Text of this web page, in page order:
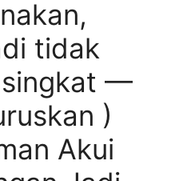
tidak
singkat —
)
Akui